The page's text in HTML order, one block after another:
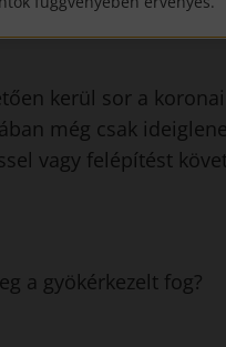
elmúlik.
kerül sor a
még csak
vagy felépítést
a gyökérkezelt fog?